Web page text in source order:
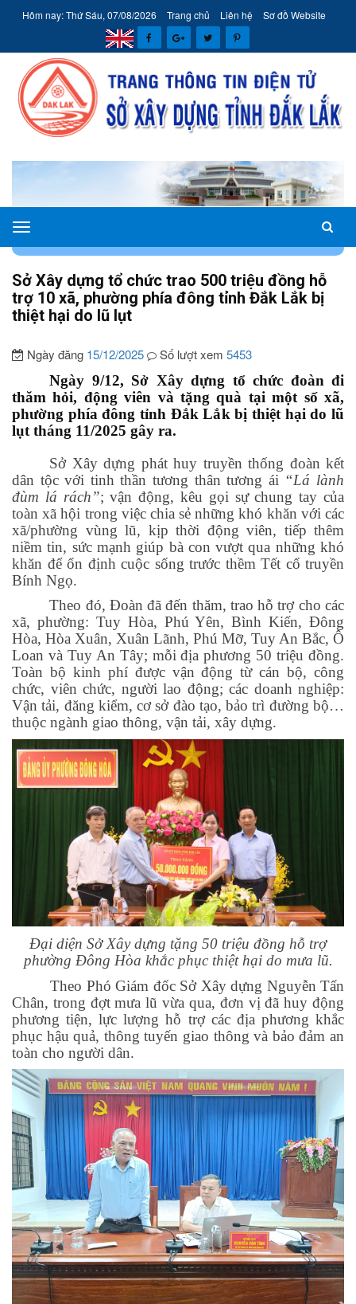
Hôm nay: Thứ Sáu, 07/08/2026 Trang chủ Liên hệ Sơ đồ Website
Sở
Xây
dựng
tỉnh
Đắk
Lắk
Sở Xây dựng tổ chức trao 500 triệu đồng hỗ
trợ 10 xã, phường phía đông tỉnh Đắk Lắk bị
thiệt hại do lũ lụt
Ngày đăng 15/12/2025 Số lượt xem 5453
Ngày 9/12, Sở Xây dựng tổ chức đoàn đi
thăm hỏi, động viên và tặng quà tại một số xã,
phường phía đông tỉnh Đắk Lắk bị thiệt hại do lũ
lụt tháng 11/2025 gây ra.
Sở Xây dựng phát huy truyền thống đoàn kết
dân tộc với tinh thần tương thân tương ái “Lá lành
đùm lá rách”; vận động, kêu gọi sự chung tay của
toàn xã hội trong việc chia sẻ những khó khăn với các
xã/phường vùng lũ, kịp thời động viên, tiếp thêm
niềm tin, sức mạnh giúp bà con vượt qua những khó
khăn để ổn định cuộc sống trước thềm Tết cổ truyền
Bính Ngọ.
Theo đó, Đoàn đã đến thăm, trao hỗ trợ cho các
xã, phường: Tuy Hòa, Phú Yên, Bình Kiến, Đông
Hòa, Hòa Xuân, Xuân Lãnh, Phú Mỡ, Tuy An Bắc, Ô
Loan và Tuy An Tây; mỗi địa phương 50 triệu đồng.
Toàn bộ kinh phí được vận động từ cán bộ, công
chức, viên chức, người lao động; các doanh nghiệp:
Vận tải, đăng kiểm, cơ sở đào tạo, bảo trì đường bộ…
thuộc ngành giao thông, vận tải, xây dựng.
Đại diện Sở Xây dựng tặng 50 triệu đồng hỗ trợ
phường Đông Hòa khắc phục thiệt hại do mưa lũ.
Theo Phó Giám đốc Sở Xây dựng Nguyễn Tấn
Chân, trong đợt mưa lũ vừa qua, đơn vị đã huy động
phương tiện, lực lượng hỗ trợ các địa phương khắc
phục hậu quả, thông tuyến giao thông và bảo đảm an
toàn cho người dân.